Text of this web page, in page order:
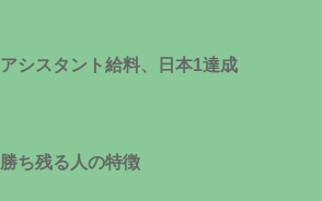
アシスタント給料、日本1達成
勝ち残る人の特徴